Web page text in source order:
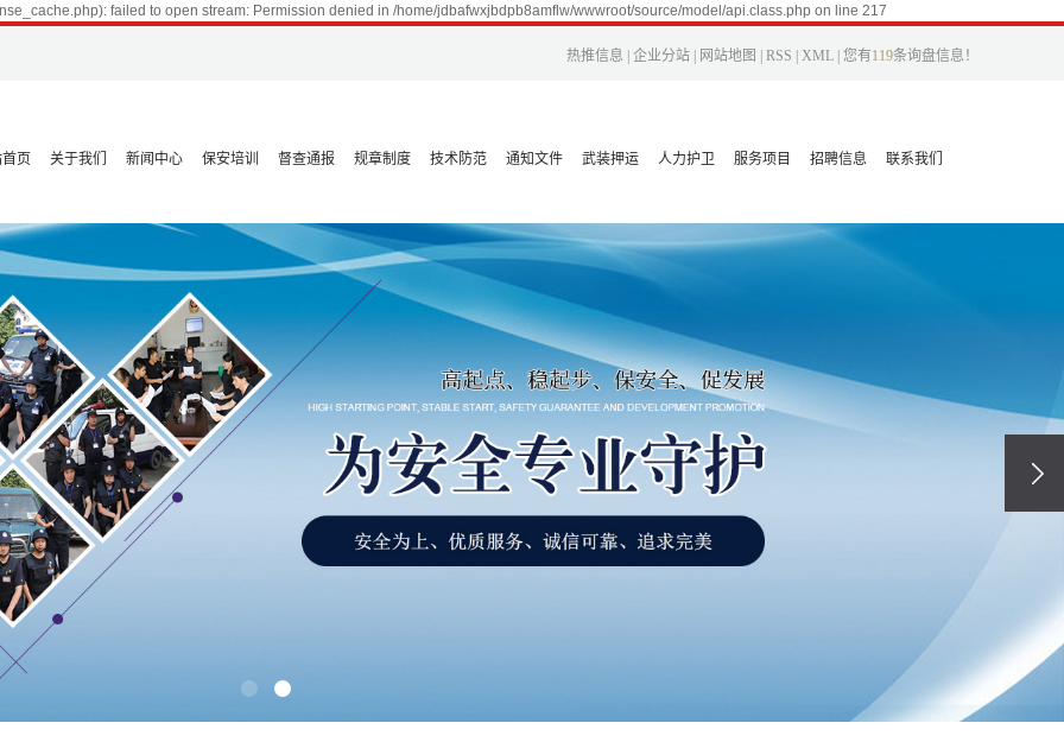
failed to open stream: Permission denied in /home/jdbafwxjbdpb8amflw/wwwroot/source/model/api.class.php on line 217
热推信息 企业分站 网站地图 RSS XML 您有119条询盘信息！
页 关于我们
资质荣誉
保安之歌
他山之石
新闻中心 保安培训 督查通报 规章制度 技术防范 通知文件 武装押运 人力护卫 服务项目
盘锦服务
招聘信息
校园招聘
联系我们